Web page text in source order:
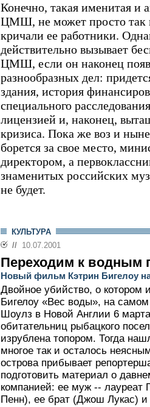
Конечно, такая именитая и
ЦМШ, не может просто так
кричали ее работники.
действительно вызывает
ЦМШ, если он наконец
разнообразных дел:
здания, история
специального
лицензией и, наконец,
кризиса. Пока же воз и
борется за свое место,
директором, а
знаменитых российских
не будет.
КУЛЬТУРА
// 10.07.2001
Переходим к водным
Новый фильм Кэтрин Бигелоу
Двойное убийство, о котором
Бигелоу «Вес воды», на
Шоулз в Новой Англии 6
обитательниц рыбацкого
изрублена топором. Тогда
многое так и осталось
острова прибывает
подготовить материал о
компанией: ее муж --
Пенн), ее брат (Джош Лукас) и